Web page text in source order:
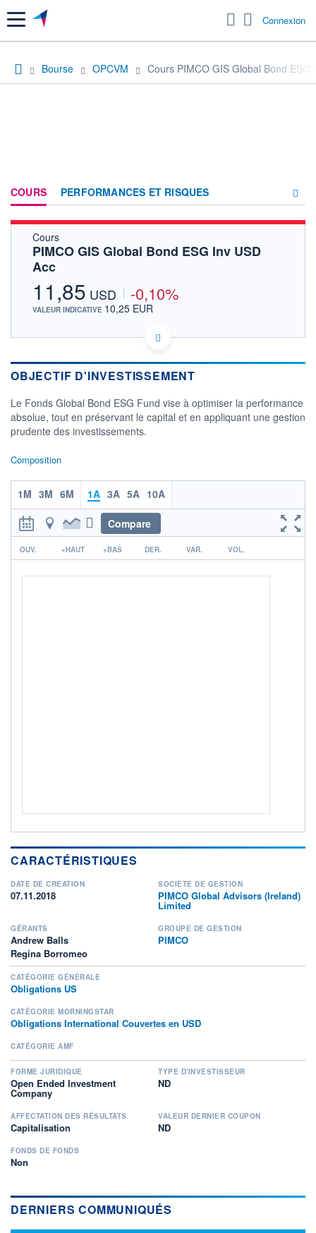
Menu Connexion
Bourse OPCVM Cours PIMCO GIS Global Bond ESG
COURS PERFORMANCES ET RISQUES
FORUM
Cours
PIMCO GIS Global Bond ESG Inv USD
Acc
11,85 USD -0,10%
VALEUR INDICATIVE 10,25 EUR
IE00BGXQND02 - PIMCO Global Advisors (Ireland)
OPCVM DERNIER COURS CONNU AU 06/08/2026
04/12
11,4
12,2
CATÉGORIE MORNINGSTAR
Obligations International
Couvertes en USD
OBJECTIF D'INVESTISSEMENT
Le Fonds Global Bond ESG Fund vise à optimiser la performance
absolue, tout en préservant le capital et en appliquant une gestion
prudente des investissements.
Composition
1M 3M 6M 1A 3A 5A 10A
Compare
r
OUV. +HAUT +BAS DER. VAR. VOL.
CARACTÉRISTIQUES
DATE DE CRÉATION
07.11.2018
SOCIÉTÉ DE GESTION
PIMCO Global Advisors (Ireland)
Limited
GÉRANTS
Andrew Balls
Regina Borromeo
GROUPE DE GESTION
PIMCO
CATÉGORIE GÉNÉRALE
Obligations US
CATÉGORIE MORNINGSTAR
Obligations International Couvertes en USD
CATÉGORIE AMF
FORME JURIDIQUE
Open Ended Investment
Company
TYPE D'INVESTISSEUR
ND
AFFECTATION DES RÉSULTATS
Capitalisation
VALEUR DERNIER COUPON
ND
FONDS DE FONDS
Non
DERNIERS COMMUNIQUÉS